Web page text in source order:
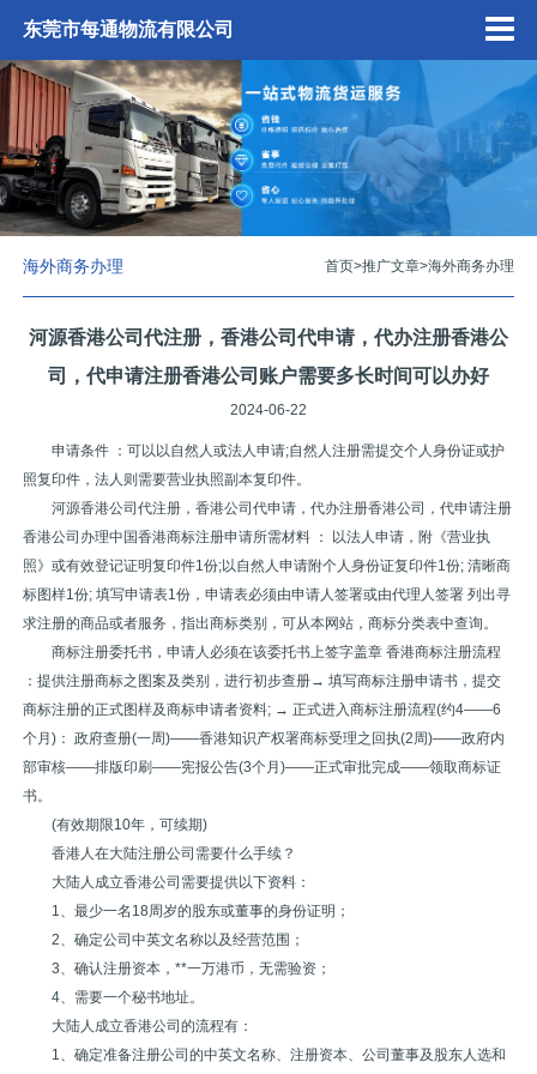
东莞市每通物流有限公司
海外商务办理 首页>推广文章>海外商务办理
河源香港公司代注册，香港公司代申请，代办注册香港公
司，代申请注册香港公司账户需要多长时间可以办好
2024-06-22
申请条件 ：可以以自然人或法人申请;自然人注册需提交个人身份证或护
照复印件，法人则需要营业执照副本复印件。
河源香港公司代注册，香港公司代申请，代办注册香港公司，代申请注册
香港公司办理中国香港商标注册申请所需材料 ： 以法人申请，附《营业执
照》或有效登记证明复印件1份;以自然人申请附个人身份证复印件1份; 清晰商
标图样1份; 填写申请表1份，申请表必须由申请人签署或由代理人签署 列出寻
求注册的商品或者服务，指出商标类别，可从本网站，商标分类表中查询。
商标注册委托书，申请人必须在该委托书上签字盖章 香港商标注册流程
：提供注册商标之图案及类别，进行初步查册→ 填写商标注册申请书，提交
商标注册的正式图样及商标申请者资料; → 正式进入商标注册流程(约4——6
个月)： 政府查册(一周)——香港知识产权署商标受理之回执(2周)——政府内
部审核——排版印刷——宪报公告(3个月)——正式审批完成——领取商标证
书。
(有效期限10年，可续期)
香港人在大陆注册公司需要什么手续？
大陆人成立香港公司需要提供以下资料：
1、最少一名18周岁的股东或董事的身份证明；
2、确定公司中英文名称以及经营范围；
3、确认注册资本，**一万港币，无需验资；
4、需要一个秘书地址。
大陆人成立香港公司的流程有：
1、确定准备注册公司的中英文名称、注册资本、公司董事及股东人选和